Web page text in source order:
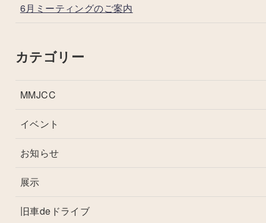
6月ミーティングのご案内
カテゴリー
MMJCC
イベント
お知らせ
展示
旧車deドライブ